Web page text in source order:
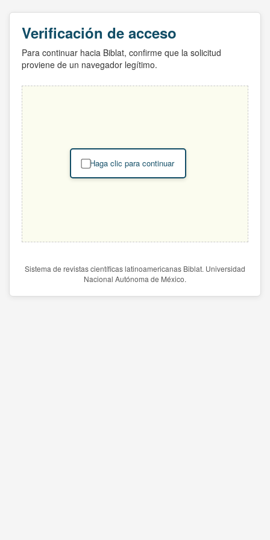
Verificación de acceso
Para continuar hacia Biblat, confirme que la solicitud
proviene de un navegador legítimo.
Haga clic para continuar
Sistema de revistas científicas latinoamericanas Biblat. Universidad
Nacional Autónoma de México.